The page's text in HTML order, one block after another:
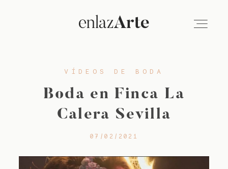
VÍDEO
FOTOGRAFÍA
VÍDEOS DE BODA
Boda en Finca La
Calera Sevilla
07/02/2021